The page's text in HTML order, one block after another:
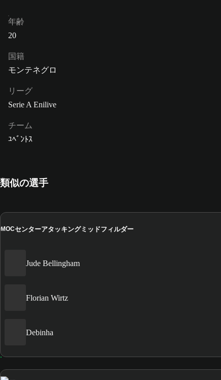
年齢
20
国籍
モンテネグロ
リーグ
Serie A Enilive
チーム
ﾕﾍﾞﾝﾄｽ
類似の選手
MOCセンターアタッキングミッドフィルダー
Jude Bellingham
Florian Wirtz
Debinha